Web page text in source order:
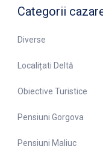
Categorii
Diverse
Localițati Deltă
Obiective Turistice
Pensiuni Gorgova
Pensiuni Maliuc